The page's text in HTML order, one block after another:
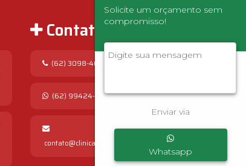
Solicite um orçamento sem
compromisso!
Enviar via
Whatsapp
Contato
(62) 3098-4645
(62) 99424-4543
contato@clinicapopularmaissaude.med.br